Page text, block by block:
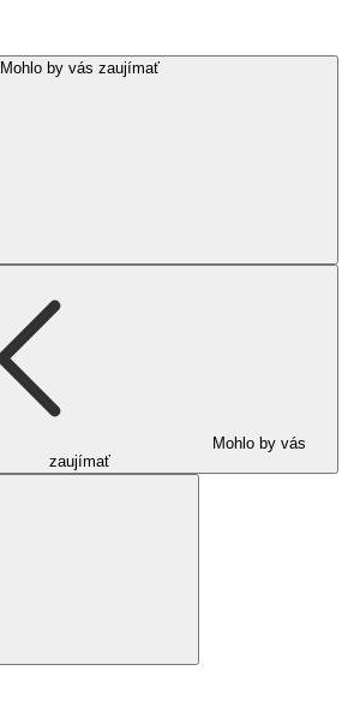
Mohlo by vás zaujímať
Mohlo by vás
zaujímať